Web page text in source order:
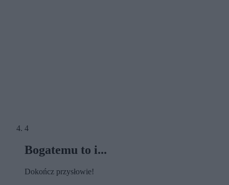
4
Bogatemu to i...
Dokończ przysłowie!